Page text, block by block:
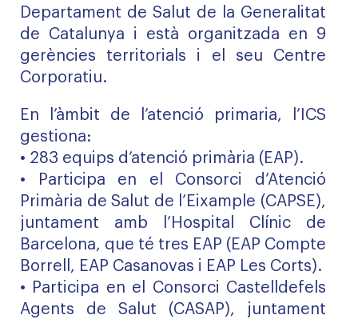
Departament de Salut de la Generalitat
de Catalunya i està organitzada en 9
gerències territorials i el seu Centre
Corporatiu.
En l’àmbit de l’atenció primaria, l’ICS
gestiona:
• 283 equips d’atenció primària (EAP).
• Participa en el Consorci d’Atenció
Primària de Salut de l’Eixample (CAPSE),
juntament amb l’Hospital Clínic de
Barcelona, que té tres EAP (EAP Compte
Borrell, EAP Casanovas i EAP Les Corts).
• Participa en el Consorci Castelldefels
Agents de Salut (CASAP), juntament